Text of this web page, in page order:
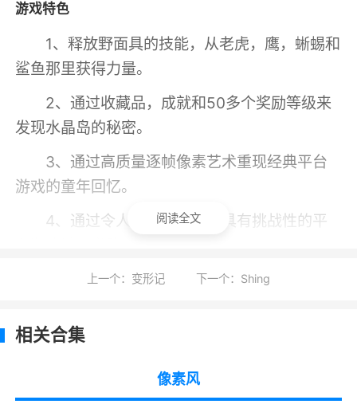
游戏特色
1、释放野面具的技能，从老虎，鹰，蜥蜴和
鲨鱼那里获得力量。
2、通过收藏品，成就和50多个奖励等级来
发现水晶岛的秘密。
3、通过高质量逐帧像素艺术重现经典平台
游戏的童年回忆。
4、通过令人满意的平滑但具有挑战性的平
如今的横版游戏经常会有乱七八糟好多按不
过来的情况，而本作则突出一个返璞归真，除了
方向键和攻击跳跃，再无其他按键。本作的主角
是个长耳朵兔兔，动作基本都围绕耳朵展开，除
阅读全文
上一个：变形记 下一个：Shing
相关合集
像素风